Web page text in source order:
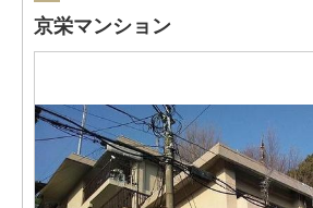
京栄マンション